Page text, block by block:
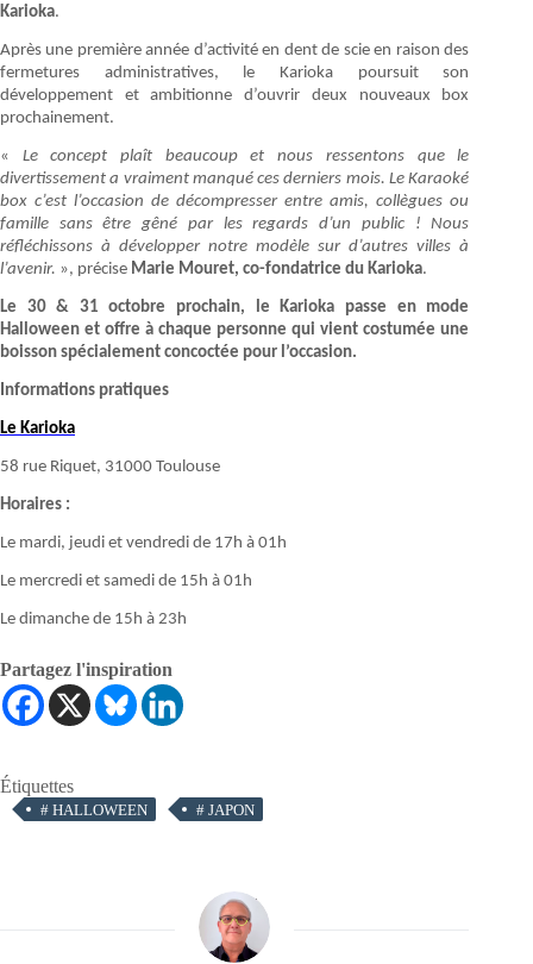
Karioka.
Après une première année d’activité en dent de scie en raison des
fermetures administratives, le Karioka poursuit son
développement et ambitionne d’ouvrir deux nouveaux box
prochainement.
« Le concept plaît beaucoup et nous ressentons que le
divertissement a vraiment manqué ces derniers mois. Le Karaoké
box c’est l’occasion de décompresser entre amis, collègues ou
famille sans être gêné par les regards d’un public ! Nous
réfléchissons à développer notre modèle sur d’autres villes à
l’avenir. », précise Marie Mouret, co-fondatrice du Karioka.
Le 30 & 31 octobre prochain, le Karioka passe en mode
Halloween et offre à chaque personne qui vient costumée une
boisson spécialement concoctée pour l’occasion.
Informations pratiques
Le Karioka
58 rue Riquet, 31000 Toulouse
Horaires :
Le mardi, jeudi et vendredi de 17h à 01h
Le mercredi et samedi de 15h à 01h
Le dimanche de 15h à 23h
Partagez l'inspiration
Étiquettes
# HALLOWEEN # JAPON